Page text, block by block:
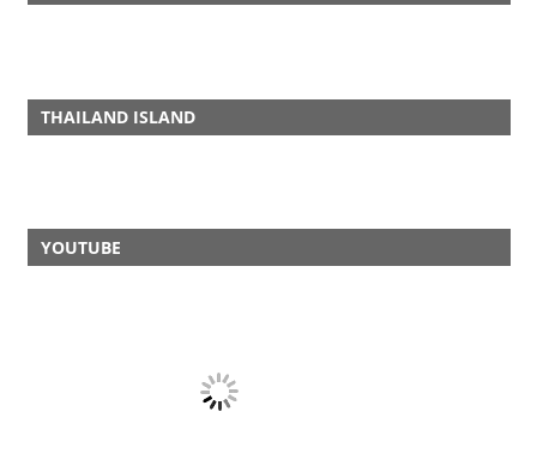
THAILAND ISLAND
YOUTUBE